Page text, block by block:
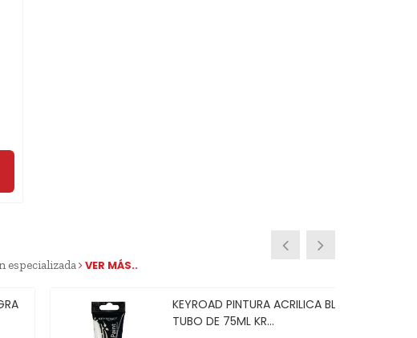
especializada VER MÁS..
KEYROAD PINTURA ACRILICA BLANCA
TUBO DE 75ML KR...